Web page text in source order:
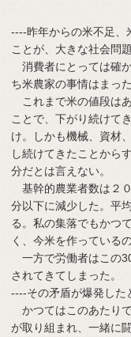
----昨年からの米不足、
ことが、大きな社会問
消費者にとっては確
ち米農家の事情はまっ
これまで米の値段は
ことで、下がり続けて
け。しかも機械、資材
し続けてきたことから
分だとは言えない。
基幹的農業者数は２
分以下に減少した。平
る。私の集落でもかつ
く、今米を作っている
一方で労働者はこの
されてきてしまった。
----その矛盾が爆発した
かつてはこのあたり
が取り組まれ、一緒に闘